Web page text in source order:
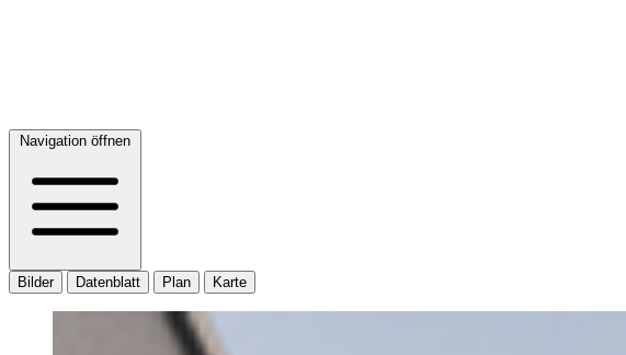
Navigation öffnen
Bilder Datenblatt Plan Karte